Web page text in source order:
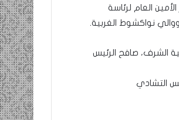
العام لرئاسة
نواكشوط الغربية.
الشرف، صافح الرئيس
التشادي